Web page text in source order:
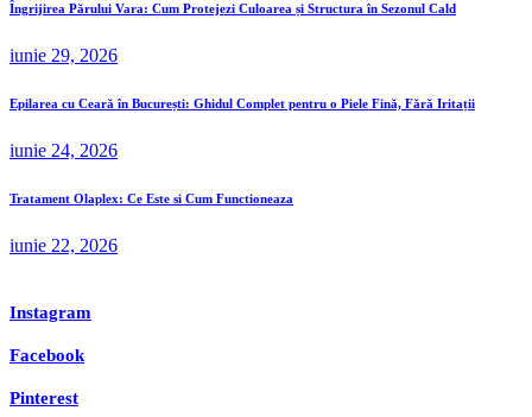
Îngrijirea Părului Vara: Cum Protejezi Culoarea și Structura în Sezonul Cald
iunie 29, 2026
Epilarea cu Ceară în București: Ghidul Complet pentru o Piele Fină, Fără Iritații
iunie 24, 2026
Tratament Olaplex: Ce Este si Cum Functioneaza
iunie 22, 2026
Instagram
Facebook
Pinterest